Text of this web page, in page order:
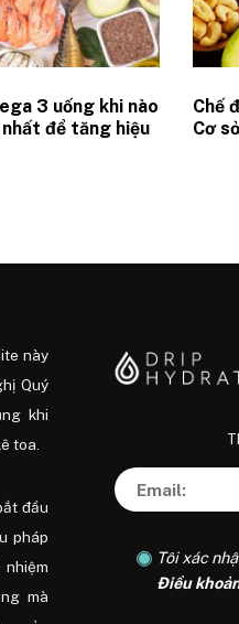
3 uống khi nào
để tăng hiệu
Chế
Cơ
này
Quý
khi
toa.
đầu
pháp
mà
Tôi xác
Điều